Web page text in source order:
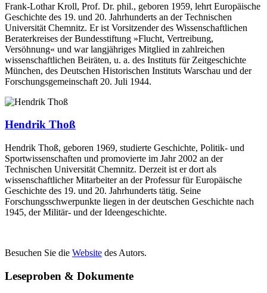
Frank-Lothar Kroll, Prof. Dr. phil., geboren 1959, lehrt Europäische
Geschichte des 19. und 20. Jahrhunderts an der Technischen
Universität Chemnitz. Er ist Vorsitzender des Wissenschaftlichen
Beraterkreises der Bundesstiftung »Flucht, Vertreibung,
Versöhnung« und war langjähriges Mitglied in zahlreichen
wissenschaftlichen Beiräten, u. a. des Instituts für Zeitgeschichte
München, des Deutschen Historischen Instituts Warschau und der
Forschungsgemeinschaft 20. Juli 1944.
Hendrik Thoß
Hendrik Thoß, geboren 1969, studierte Geschichte, Politik- und
Sportwissenschaften und promovierte im Jahr 2002 an der
Technischen Universität Chemnitz. Derzeit ist er dort als
wissenschaftlicher Mitarbeiter an der Professur für Europäische
Geschichte des 19. und 20. Jahrhunderts tätig. Seine
Forschungsschwerpunkte liegen in der deutschen Geschichte nach
1945, der Militär- und der Ideengeschichte.
Besuchen Sie die Website des Autors.
Leseproben & Dokumente